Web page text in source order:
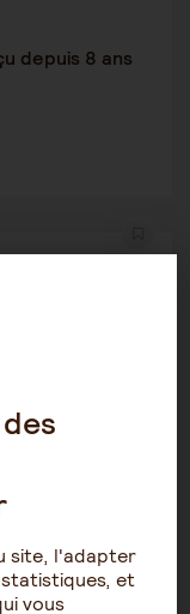
depuis 8 ans
44 … 57
site, l'adapter
et
vous